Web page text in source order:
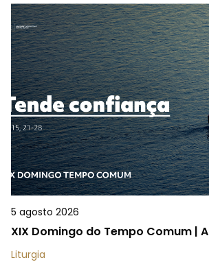
5 agosto 2026
XIX Domingo do Tempo Comum | A
Liturgia